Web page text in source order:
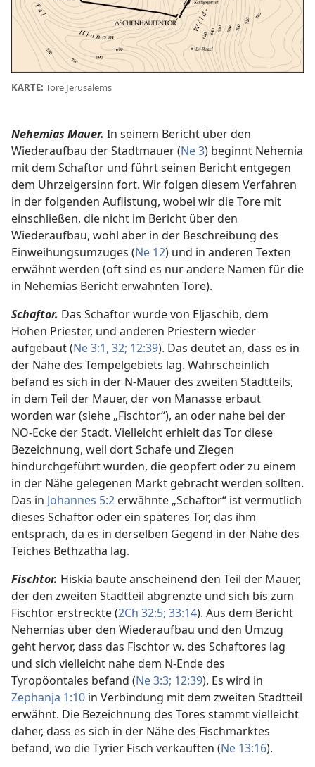
KARTE: Tore Jerusalems
Nehemias Mauer. In seinem Bericht über den
Wiederaufbau der Stadtmauer (Ne 3) beginnt Nehemia
mit dem Schaftor und führt seinen Bericht entgegen
dem Uhrzeigersinn fort. Wir folgen diesem Verfahren
in der folgenden Auflistung, wobei wir die Tore mit
einschließen, die nicht im Bericht über den
Wiederaufbau, wohl aber in der Beschreibung des
Einweihungsumzuges (Ne 12) und in anderen Texten
erwähnt werden (oft sind es nur andere Namen für die
in Nehemias Bericht erwähnten Tore).
Schaftor. Das Schaftor wurde von Eljaschib, dem
Hohen Priester, und anderen Priestern wieder
aufgebaut (Ne 3:1, 32; 12:39). Das deutet an, dass es in
der Nähe des Tempelgebiets lag. Wahrscheinlich
befand es sich in der N-Mauer des zweiten Stadtteils,
in dem Teil der Mauer, der von Manasse erbaut
worden war (siehe „Fischtor“), an oder nahe bei der
NO-Ecke der Stadt. Vielleicht erhielt das Tor diese
Bezeichnung, weil dort Schafe und Ziegen
hindurchgeführt wurden, die geopfert oder zu einem
in der Nähe gelegenen Markt gebracht werden sollten.
Das in Johannes 5:2 erwähnte „Schaftor“ ist vermutlich
dieses Schaftor oder ein späteres Tor, das ihm
entsprach, da es in derselben Gegend in der Nähe des
Teiches Bethzatha lag.
Fischtor. Hiskia baute anscheinend den Teil der Mauer,
der den zweiten Stadtteil abgrenzte und sich bis zum
Fischtor erstreckte (2Ch 32:5; 33:14). Aus dem Bericht
Nehemias über den Wiederaufbau und den Umzug
geht hervor, dass das Fischtor w. des Schaftores lag
und sich vielleicht nahe dem N-Ende des
Tyropöontales befand (Ne 3:3; 12:39). Es wird in
Zephanja 1:10 in Verbindung mit dem zweiten Stadtteil
erwähnt. Die Bezeichnung des Tores stammt vielleicht
daher, dass es sich in der Nähe des Fischmarktes
befand, wo die Tyrier Fisch verkauften (Ne 13:16).